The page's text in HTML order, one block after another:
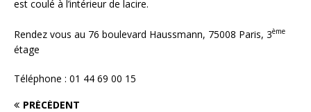
est coulé à l’intérieur de lacire.
Rendez vous au 76 boulevard Haussmann, 75008 Paris, 3ème
étage
Téléphone : 01 44 69 00 15
PRÉCÉDENT